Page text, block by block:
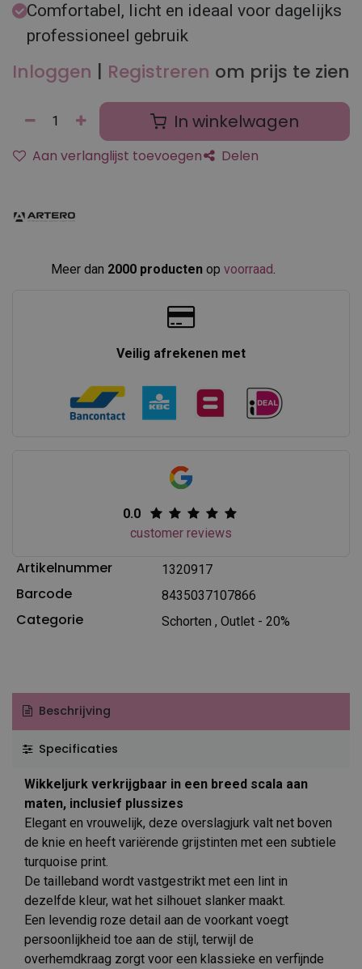
Comfortabel, licht en ideaal voor dagelijks
professioneel gebruik
Inloggen | Registreren om prijs te zien
In winkelwagen
Aan verlanglijst toevoegen Delen
Meer dan 2000 producten op voorraad
Veilig afrekenen met
0.0
customer reviews
Artikelnummer 1320917
Barcode 8435037107866
Categorie Schorten , Outlet - 20%
Beschrijving
Specificaties
Wikkeljurk verkrijgbaar in een breed scala aan
maten, inclusief plussizes
Elegant en vrouwelijk, deze overslagjurk valt net boven
de knie en heeft variërende grijstinten met een subtiele
turquoise print.
De tailleband wordt vastgestrikt met een lint in
dezelfde kleur, wat het silhouet slanker maakt.
Een levendig roze detail aan de voorkant voegt
persoonlijkheid toe aan de stijl, terwijl de
overhemdkraag zorgt voor een klassieke en verfijnde